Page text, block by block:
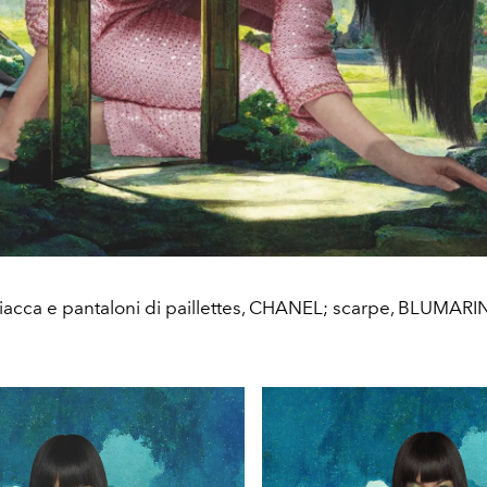
e pantaloni di paillettes, CHANEL; scarpe,